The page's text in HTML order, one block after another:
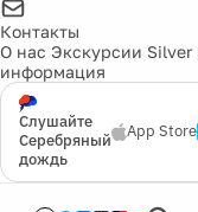
Контакты
О нас Экскурсии Silver
информация
Слушайте
Серебряный
дождь
App Store